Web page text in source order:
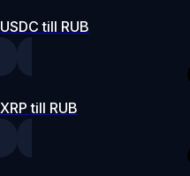
USDC till RUB
XRP till RUB